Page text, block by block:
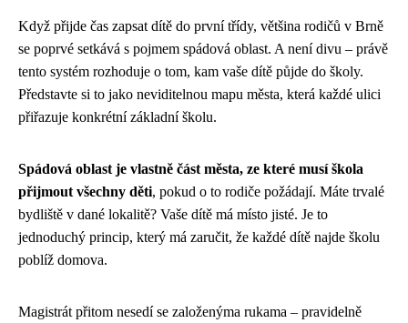
Když přijde čas zapsat dítě do první třídy, většina rodičů v Brně
se poprvé setkává s pojmem spádová oblast. A není divu – právě
tento systém rozhoduje o tom, kam vaše dítě půjde do školy.
Představte si to jako neviditelnou mapu města, která každé ulici
přiřazuje konkrétní základní školu.
Spádová oblast je vlastně část města, ze které musí škola
přijmout všechny děti, pokud o to rodiče požádají. Máte trvalé
bydliště v dané lokalitě? Vaše dítě má místo jisté. Je to
jednoduchý princip, který má zaručit, že každé dítě najde školu
poblíž domova.
Magistrát přitom nesedí se založenýma rukama – pravidelně